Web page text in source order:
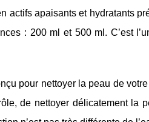
apaisants et hydratants
: 200 ml et 500 ml. C’est
pour nettoyer la peau de
de nettoyer délicatement la